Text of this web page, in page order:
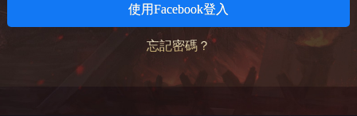
使用Facebook登入
忘記密碼？